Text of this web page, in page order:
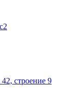
строение 9